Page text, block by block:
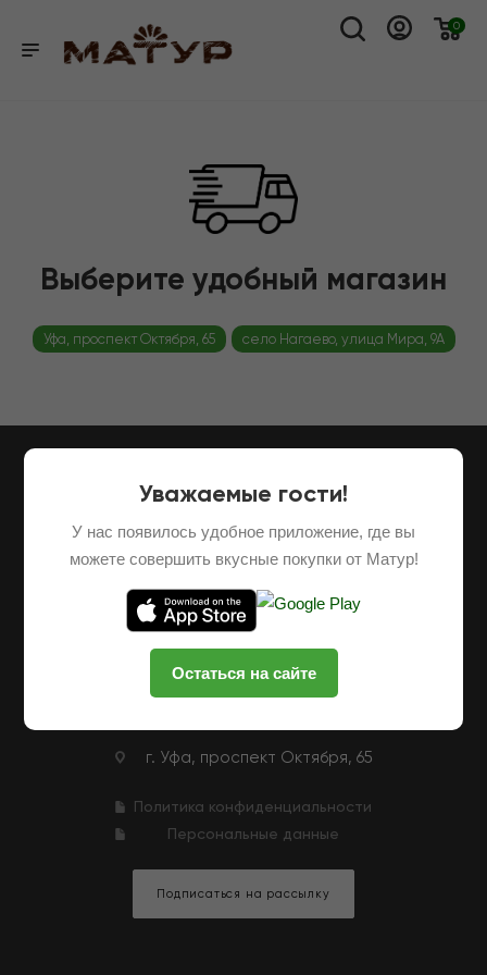
0
Выберите удобный магазин
Уфа, проспект Октября, 65 село Нагаево, улица Мира, 9А
ОПТОВЫЕ ПОСТАВКИ
НАШИ ФЕРМЕРЫ ВАКАНСИИ
КЛУБНАЯ ПРОГРАММА
+7 (927) 326-47-25 ЗАКАЗАТЬ ЗВОНОК
г. Уфа, проспект Октября, 65
Политика конфиденциальности
Персональные данные
Подписаться на рассылку
Уважаемые гости!
У нас появилось удобное приложение, где вы
можете совершить вкусные покупки от Матур!
Остаться на сайте